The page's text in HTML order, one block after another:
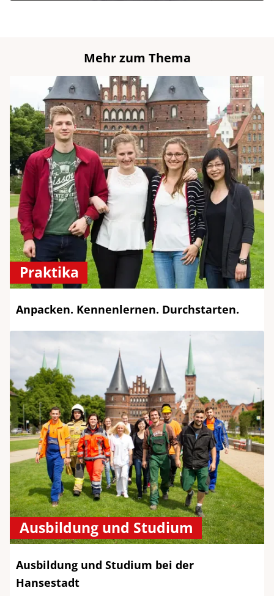
Mehr zum Thema
Praktika
Anpacken. Kennenlernen. Durchstarten.
Ausbildung und Studium
Ausbildung und Studium bei der
Hansestadt